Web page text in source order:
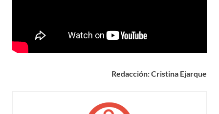
Redacción: Cristina Ejarque